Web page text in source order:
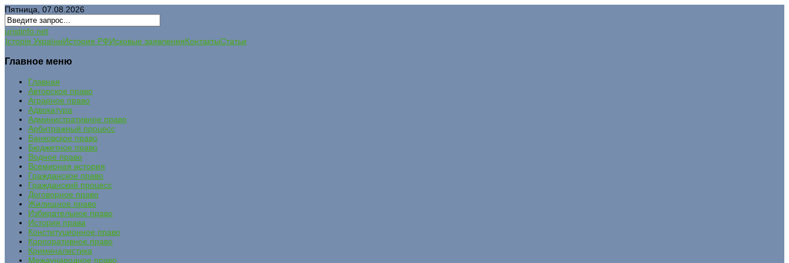
Пятница, 07.08.2026
uristinfo.net
Історія УкраїниИстория РФИсковые заявленияКонтактыСтатьи
Главное меню
Главная
Авторское право
Аграрное право
Адвокатура
Административное право
Арбитражный процесс
Банковское право
Бюджетное право
Водное право
Всемирная история
Гражданское право
Гражданский процесс
Договорное право
Жилищное право
Избирательное право
История права
Конституционное право
Корпоративное право
Криминалистика
Международное право